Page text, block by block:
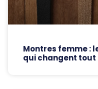
Montres femme :
qui changent